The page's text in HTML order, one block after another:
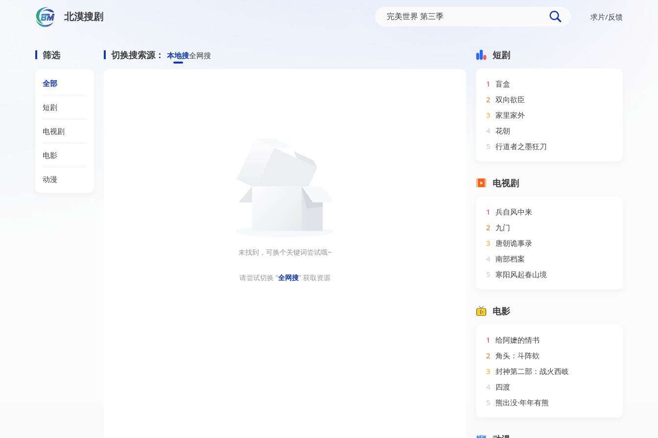
北漠搜剧 求片/反馈
筛选
全部
短剧
电视剧
电影
动漫
切换搜索源： 本地搜全网搜
未找到，可换个关键词尝试哦~
请尝试切换 “全网搜” 获取资源
短剧
1
盲盒
2 双向欲臣
3 家里家外
4 花朝
5 行道者之墨狂刀
电视剧
1
兵自风中来
2 九门
3 唐朝诡事录
4 南部档案
5 寒阳风起春山境
电影
1
给阿嬷的情书
2 角头：斗阵欸
3 封神第二部：战火西岐
4 四渡
5 熊出没·年年有熊